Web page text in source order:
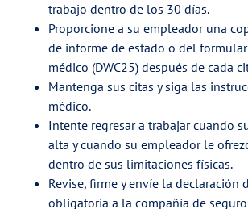
trabajo dentro de los 30 días.
Proporcione a su empleador una
de informe de estado o del
médico (DWC25) después de cada
Mantenga sus citas y siga las
médico.
Intente regresar a trabajar cuando
alta y cuando su empleador le
dentro de sus limitaciones físicas.
Revise, firme y envíe la declaración
obligatoria a la compañía de